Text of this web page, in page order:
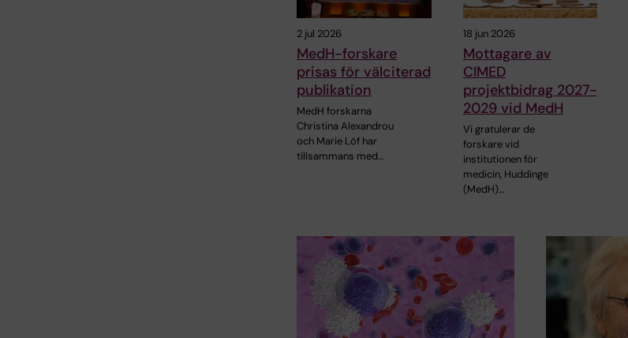
2 jul 2026
MedH-forskare
prisas för välciterad
publikation
MedH forskarna
Christina Alexandrou
och Marie Löf har
tillsammans med…
18 jun 2026
Mottagare av
CIMED
projektbidrag 2027-
2029 vid MedH
Vi gratulerar de
forskare vid
institutionen för
medicin, Huddinge
(MedH)…